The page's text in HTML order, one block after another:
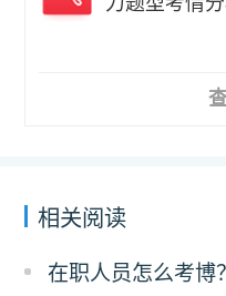
相关阅读
在职人员怎么考博